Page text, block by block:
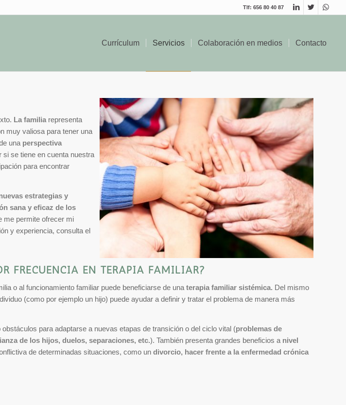
Tlf: 656 80 40 87
Currículum Servicios Colaboración en medios Contacto
La familia representa
muy valiosa para tener una
una perspectiva
si se tiene en cuenta nuestra
para encontrar
estrategias y
sana y eficaz de los
me permite ofrecer mi
y experiencia, consulta el
FRECUENCIA EN TERAPIA FAMILIAR?
o al funcionamiento familiar puede beneficiarse de una terapia familiar sistémica. Del mismo
(como por ejemplo un hijo) puede ayudar a definir y tratar el problema de manera más
para adaptarse a nuevas etapas de transición o del ciclo vital (problemas de
de los hijos, duelos, separaciones, etc.). También presenta grandes beneficios a nivel
de determinadas situaciones, como un divorcio, hacer frente a la enfermedad crónica